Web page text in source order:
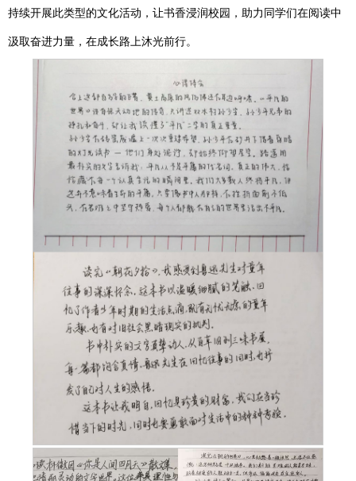
持续开展此类型的文化活动，让书香浸润校园，助力同学们在阅读中
汲取奋进力量，在成长路上沐光前行。